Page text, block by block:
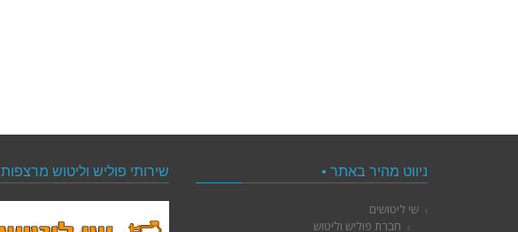
ניווט מהיר באתר •
שי ליטושים
חברת פוליש וליטוש
שירותי פוליש וליטוש מרצפות